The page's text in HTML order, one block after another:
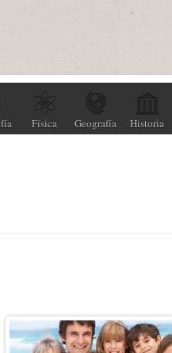
Física Geografía Historia